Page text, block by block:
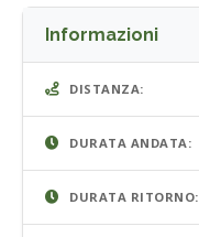
Informazioni
DISTANZA:
DURATA ANDATA:
DURATA RITORNO: